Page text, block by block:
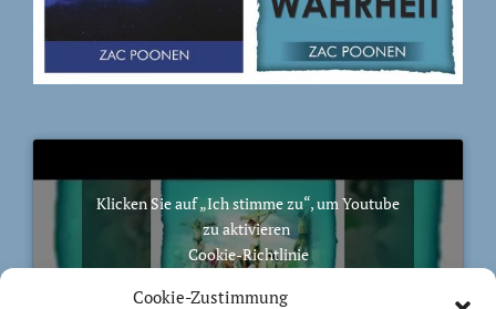
Cookie-Zustimmung
Klicken Sie auf „Ich stimme zu“, um Youtube
zu aktivieren
Cookie-Richtlinie
Ich stimme zu